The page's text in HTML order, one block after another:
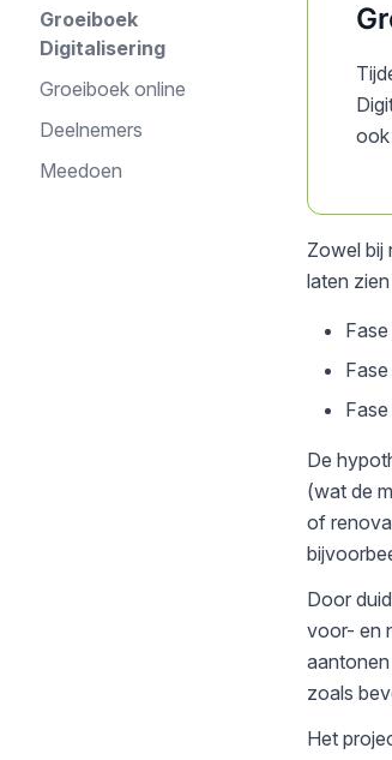
Groeiboek
Digitalisering
Groeiboek online
Deelnemers
Meedoen
ook
Zowel bij
laten
De
(wat de
of
Door
voor- en
zoals
Het